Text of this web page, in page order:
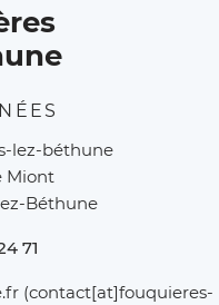
lez-béthune
Miont
Béthune
71
.fr(contact[at]fouquieres-